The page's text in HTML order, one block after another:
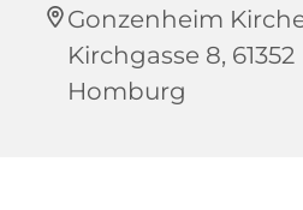
Gonzenheim
Kirchgasse 8,
Homburg